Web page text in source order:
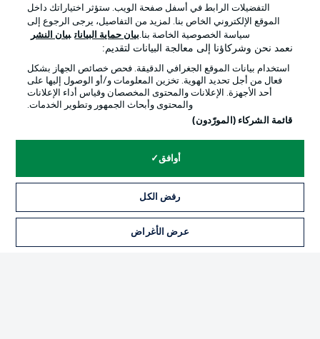
Official Partners
إدارة التفضيلات بيان الخصوصية
الوظائف
التفضيلات الرابط في أسفل صفحة الويب. ستؤثر اختياراتك داخل
الموقع الإلكتروني الخاص بنا. لمزيد من التفاصيل، يرجى الرجوع إلى
سياسة الخصوصية الخاصة بنا.بيان حماية البيانات بيان النشر
نعمد نحن وشركاؤنا إلى معالجة البيانات لتقديم:
استخدام بيانات الموقع الجغرافي الدقيقة. فحص خصائص الجهاز بشكل
فعال من أجل تحديد الهوية. تخزين المعلومات و/أو الوصول إليها على
أحد الأجهزة. الإعلانات والمحتوى المخصصان وقياس أداء الإعلانات
والمحتوى وأبحاث الجمهور وتطوير الخدمات.
قائمة الشركاء (المورّدون)
أوافق
رفض الكل
عرض الأغراض